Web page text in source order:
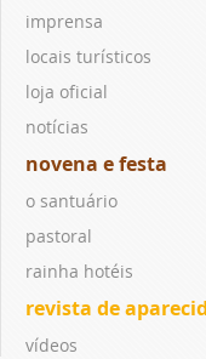
imprensa
locais turísticos
loja oficial
notícias
novena e festa
o santuário
pastoral
rainha hotéis
revista de
vídeos